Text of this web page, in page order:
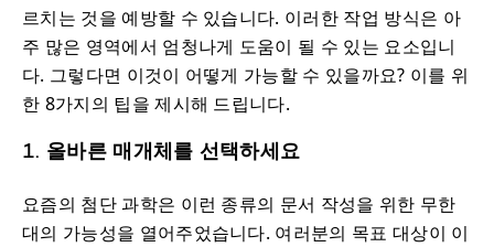
르치는 것을 예방할 수 있습니다. 이러한 작업 방식은 아
주 많은 영역에서 엄청나게 도움이 될 수 있는 요소입니
다. 그렇다면 이것이 어떻게 가능할 수 있을까요? 이를 위
한 8가지의 팁을 제시해 드립니다.
1. 올바른 매개체를 선택하세요
요즘의 첨단 과학은 이런 종류의 문서 작성을 위한 무한
대의 가능성을 열어주었습니다. 여러분의 목표 대상이 이